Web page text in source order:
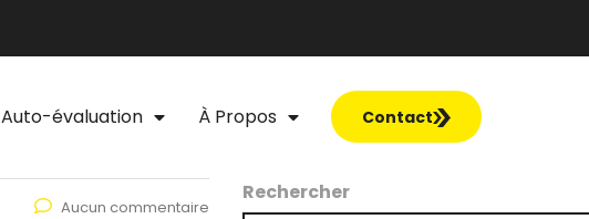
Auto-évaluation À Propos Contact
Aucun commentaire
Rechercher